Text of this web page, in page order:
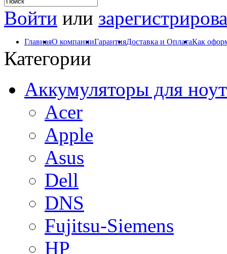
Войти или
ГлавнаяО компанииГарантияДоставка и ОплатаКак
Категории
Аккумуляторы для
Acer
Apple
Asus
Dell
DNS
Fujitsu-Siemens
HP